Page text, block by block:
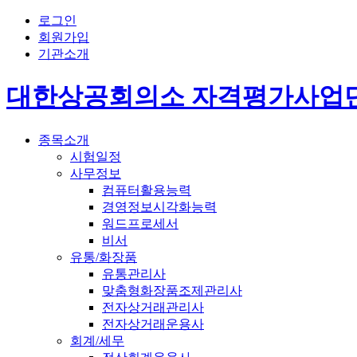
로그인
회원가입
기관소개
대한상공회의소 자격평가사업
종목소개
시험일정
사무정보
컴퓨터활용능력
경영정보시각화능력
워드프로세서
비서
유통/화장품
유통관리사
맞춤형화장품조제관리사
전자상거래관리사
전자상거래운용사
회계/세무